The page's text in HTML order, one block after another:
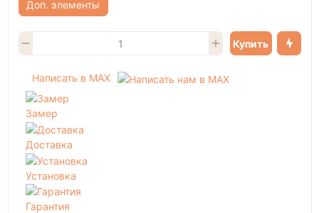
Доп. элементы
Купить
Написать в MAX
Замер
Доставка
Установка
Гарантия